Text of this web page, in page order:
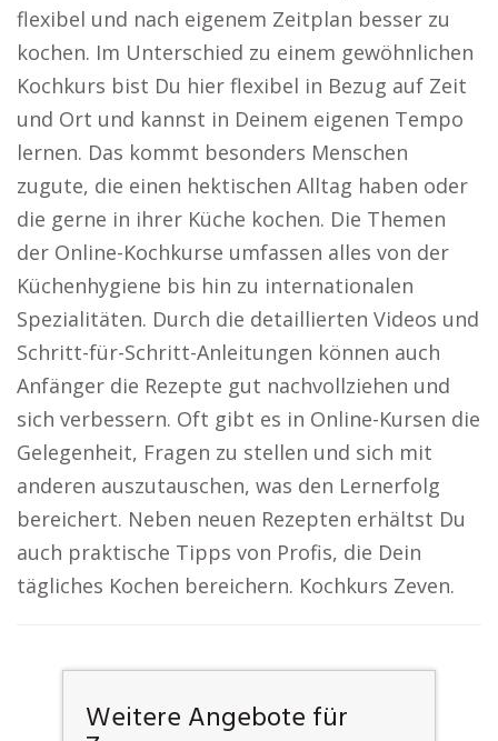
flexibel und nach eigenem Zeitplan besser zu
kochen. Im Unterschied zu einem gewöhnlichen
Kochkurs bist Du hier flexibel in Bezug auf Zeit
und Ort und kannst in Deinem eigenen Tempo
lernen. Das kommt besonders Menschen
zugute, die einen hektischen Alltag haben oder
die gerne in ihrer Küche kochen. Die Themen
der Online-Kochkurse umfassen alles von der
Küchenhygiene bis hin zu internationalen
Spezialitäten. Durch die detaillierten Videos und
Schritt-für-Schritt-Anleitungen können auch
Anfänger die Rezepte gut nachvollziehen und
sich verbessern. Oft gibt es in Online-Kursen die
Gelegenheit, Fragen zu stellen und sich mit
anderen auszutauschen, was den Lernerfolg
bereichert. Neben neuen Rezepten erhältst Du
auch praktische Tipps von Profis, die Dein
tägliches Kochen bereichern. Kochkurs Zeven.
Weitere Angebote für